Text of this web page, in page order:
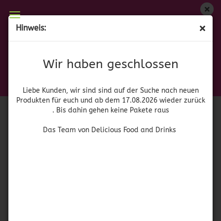
Hinweis:
Wir haben geschlossen
Liebe Kunden, wir sind sind auf der Suche nach neuen
Produkten für euch und ab dem 17.08.2026 wieder zurück
. Bis dahin gehen keine Pakete raus
Das Team von Delicious Food and Drinks
Wir haben geschlossen
zurück. Bis dahin gehen keine Pakete raus
Das Team von Delicious Food and Drinks
41567)